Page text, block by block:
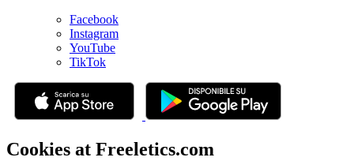
Facebook
Instagram
YouTube
TikTok
Cookies at Freeletics.com